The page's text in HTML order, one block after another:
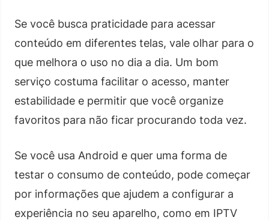
Se você busca praticidade para acessar
conteúdo em diferentes telas, vale olhar para o
que melhora o uso no dia a dia. Um bom
serviço costuma facilitar o acesso, manter
estabilidade e permitir que você organize
favoritos para não ficar procurando toda vez.
Se você usa Android e quer uma forma de
testar o consumo de conteúdo, pode começar
por informações que ajudem a configurar a
experiência no seu aparelho, como em IPTV